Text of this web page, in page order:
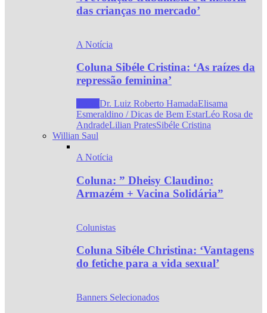
das crianças no mercado’
A Notícia
Coluna Sibéle Cristina: ‘As raízes da
repressão feminina’
Dr. Luiz Roberto HamadaElisama
Esmeraldino / Dicas de Bem EstarLéo Rosa de
AndradeLilian PratesSibéle Cristina
Willian Saul
A Notícia
Coluna: ” Dheisy Claudino:
Armazém + Vacina Solidária”
Colunistas
Coluna Sibéle Christina: ‘Vantagens
do fetiche para a vida sexual’
Banners Selecionados